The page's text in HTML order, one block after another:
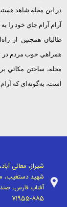
در اين محله شاهد
آرام آرام جاي خود را
طالبان همچنين از
همراهي خوب مردم در
محله، ساختن مكاني
است، به‌گونه‌اي كه
شیراز، معالی
شهید دستغیب،
آفتاب فارس،
71955-885